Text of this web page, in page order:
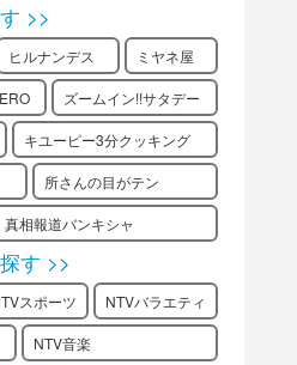
>>
ヒルナンデス ミヤネ屋
ズームイン!!サタデー
キユーピー3分クッキング
所さんの目がテン
真相報道バンキシャ
す >>
スポーツ NTVバラエティ
NTV音楽